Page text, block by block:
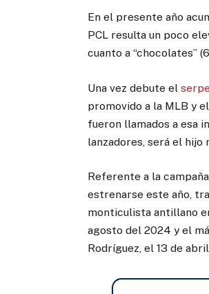
En el presente año
PCL resulta un poco
cuanto a “chocolates”
Una vez debute el
promovido a la MLB y
fueron llamados a esa
lanzadores, será el hijo
Referente a la
estrenarse este año,
monticulista antillano
agosto del 2024 y el
Rodríguez, el 13 de